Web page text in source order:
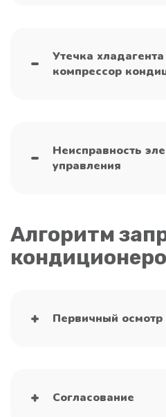
Утечка
компрессор
Неисправность
управления
Алгоритм
Первичный осмотр
Согласование